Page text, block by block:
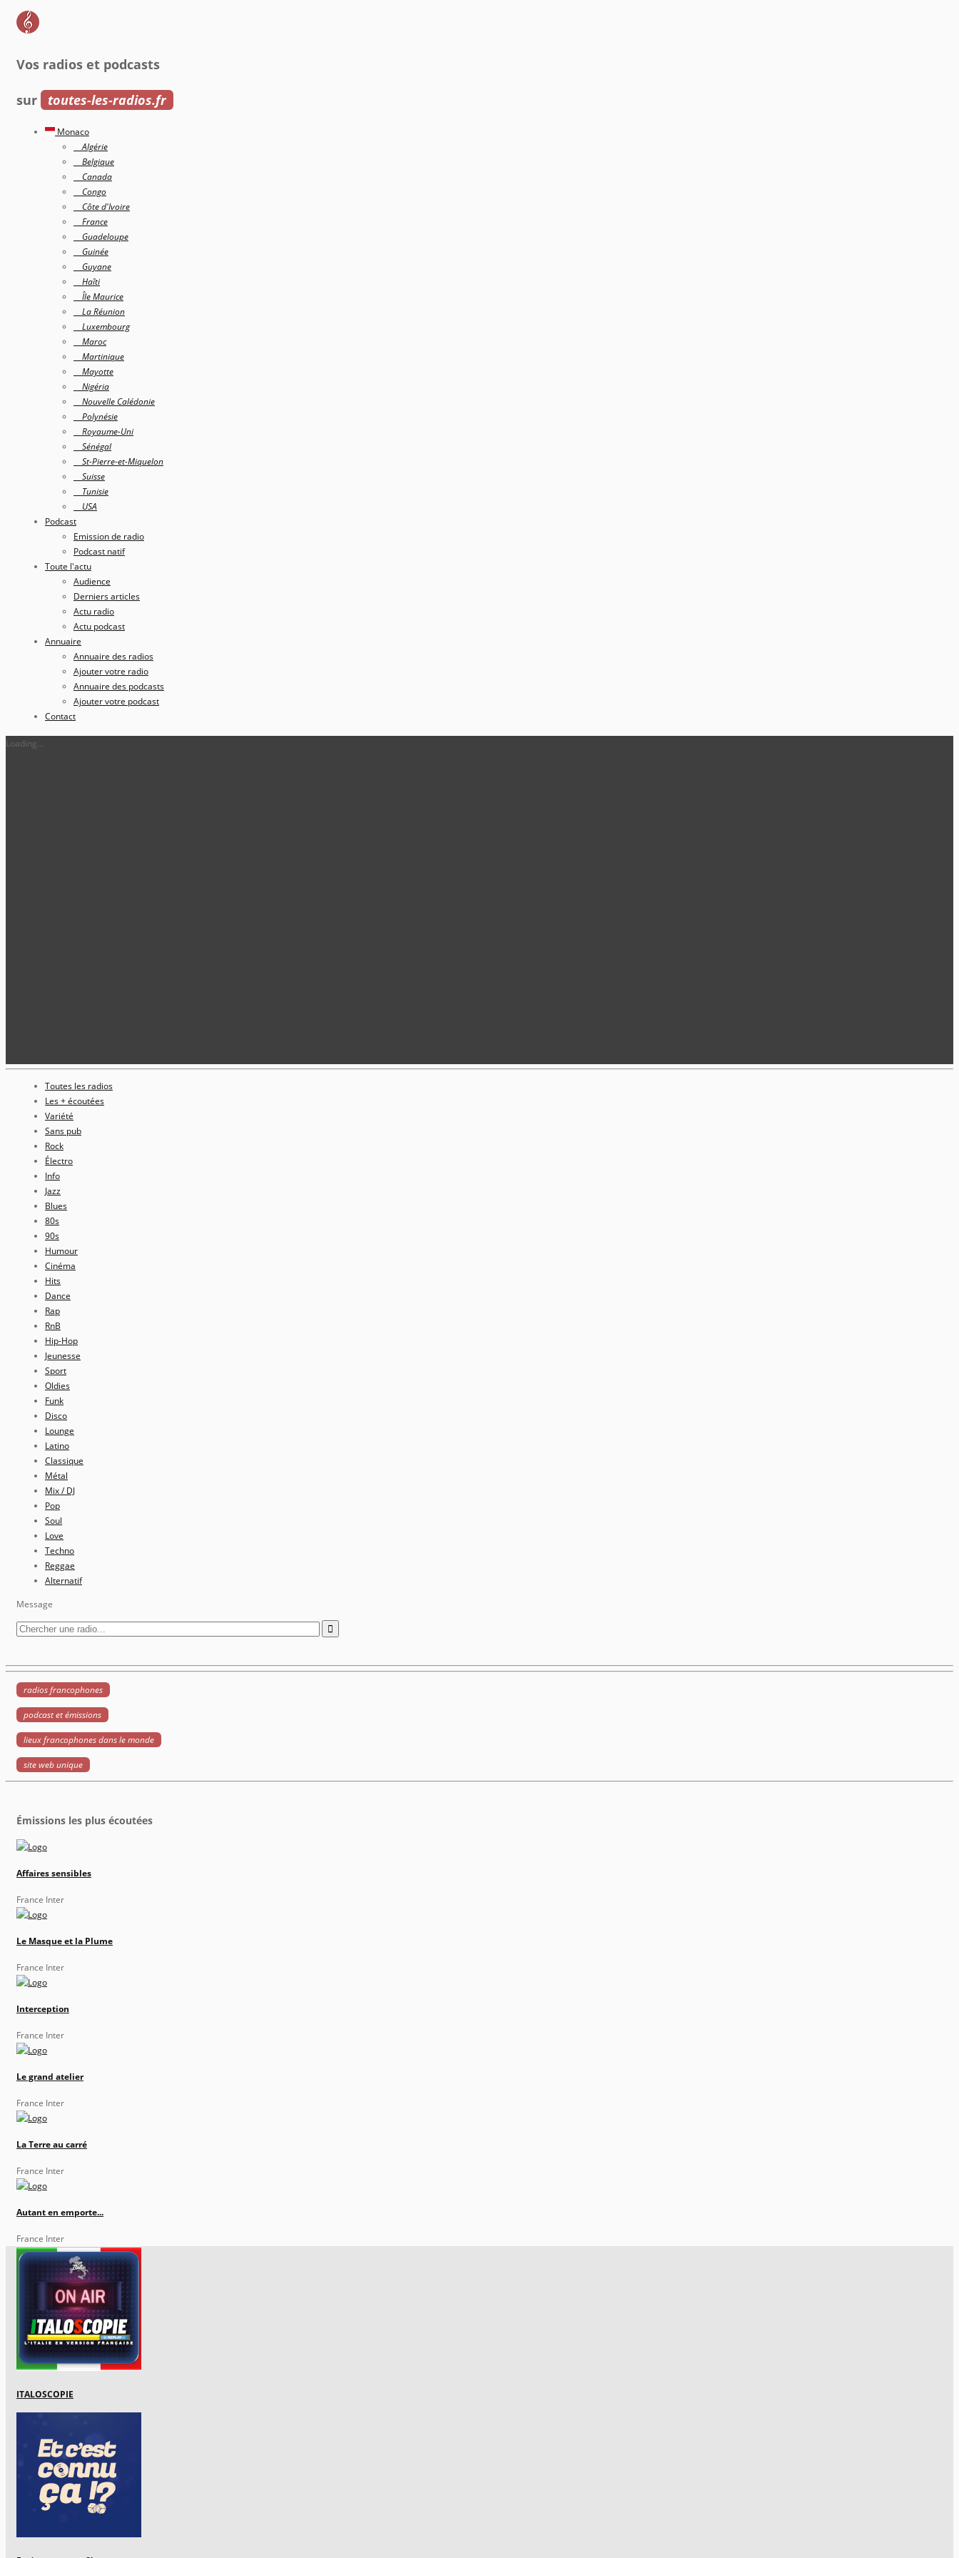
Vos radios et podcasts
sur toutes-les-radios.fr
Monaco
Algérie
Belgique
Canada
Congo
Côte d'Ivoire
France
Guadeloupe
Guinée
Guyane
Haîti
Île Maurice
La Réunion
Luxembourg
Maroc
Martinique
Mayotte
Nigéria
Nouvelle Calédonie
Polynésie
Royaume-Uni
Sénégal
St-Pierre-et-Miquelon
Suisse
Tunisie
USA
Podcast
Emission de radio
Podcast natif
Toute l'actu
Audience
Derniers articles
Actu radio
Actu podcast
Annuaire
Annuaire des radios
Ajouter votre radio
Annuaire des podcasts
Ajouter votre podcast
Contact
Loading...
Toutes les radios
Les + écoutées
Variété
Sans pub
Rock
Électro
Info
Jazz
Blues
80s
90s
Humour
Cinéma
Hits
Dance
Rap
RnB
Hip-Hop
Jeunesse
Sport
Oldies
Funk
Disco
Lounge
Latino
Classique
Métal
Mix / DJ
Pop
Soul
Love
Techno
Reggae
Alternatif
Message
radios francophones
podcast et émissions
lieux francophones dans le monde
site web unique
Émissions les plus écoutées
Affaires sensibles
France Inter
Le Masque et la Plume
France Inter
Interception
France Inter
Le grand atelier
France Inter
La Terre au carré
France Inter
Autant en emporte...
France Inter
ITALOSCOPIE